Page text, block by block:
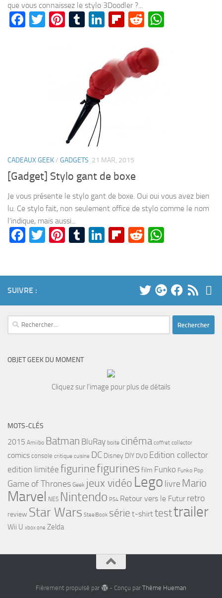
que vous connaissez le stylo 3Doodler ?...
Facebook
Twitter
Pinterest
Tumblr
LinkedIn
Flipboard
Reddit
CADEAUX GEEK/ GADGETS 21 MAR, 2015
[Gadget] Stylo gant de boxe
Je vous présente le stylo gant de boxe. Oui oui vous avez bien
lu. Ce stylo fait, non seulement office de stylo comme le nom
l’indique, mais aussi...
Facebook
TwitterPinterest
TumblrLinkedIn
Flipboard
Reddit
SUIVRE :
Rechercher :
OBJET GEEK DU MOMENT
Cliquez sur l'image pour plus de détails
MOTS-CLÉS
2015 Amiibo Batman BluRay boite cinéma coffret collector
comics console critique cuisine DC Disney DIY DVD Edition collector
edition limitée figurinefigurines film Funko Funko Pop
Game of Thrones Geek jeux vidéo Lego livre Mario
Marvel NES Nintendo PS4 Retour vers le Futur retro
review Star Wars SteelBook série t-shirttesttrailer
Wii U xbox one Zelda
Fièrement propulsé par - Conçu par Thème Hueman